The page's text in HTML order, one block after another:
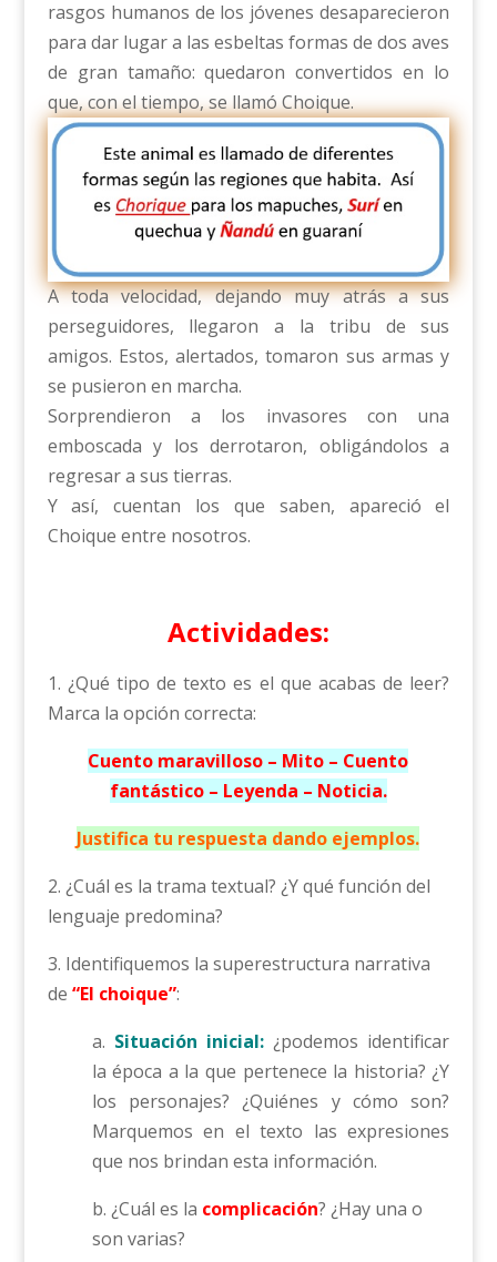
rasgos humanos de los jóvenes desaparecieron
para dar lugar a las esbeltas formas de dos aves
de gran tamaño: quedaron convertidos en lo
que, con el tiempo, se llamó Choique.
A toda velocidad, dejando muy atrás a sus
perseguidores, llegaron a la tribu de sus
amigos. Estos, alertados, tomaron sus armas y
se pusieron en marcha.
Sorprendieron a los invasores con una
emboscada y los derrotaron, obligándolos a
regresar a sus tierras.
Y así, cuentan los que saben, apareció el
Choique entre nosotros.
Actividades:
1. ¿Qué tipo de texto es el que acabas de leer?
Marca la opción correcta:
Cuento maravilloso – Mito – Cuento
fantástico – Leyenda – Noticia.
Justifica tu respuesta dando ejemplos.
2. ¿Cuál es la trama textual? ¿Y qué función del
lenguaje predomina?
3. Identifiquemos la superestructura narrativa
de “El choique”:
a. Situación inicial: ¿podemos identificar
la época a la que pertenece la historia? ¿Y
los personajes? ¿Quiénes y cómo son?
Marquemos en el texto las expresiones
que nos brindan esta información.
b. ¿Cuál es la complicación? ¿Hay una o
son varias?